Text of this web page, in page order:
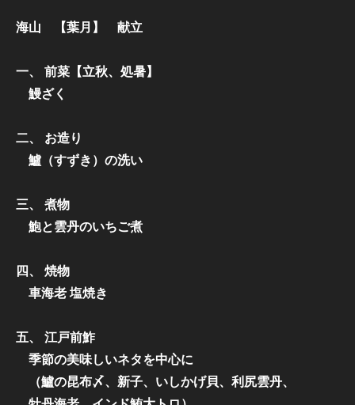
海山 【葉月】 献立
一、 前菜【立秋、処暑】
鰻ざく
二、 お造り
鱸（すずき）の洗い
三、 煮物
鮑と雲丹のいちご煮
四、 焼物
車海老 塩焼き
五、 江戸前鮓
季節の美味しいネタを中心に
（鱸の昆布〆、新子、いしかげ貝、利尻雲丹、